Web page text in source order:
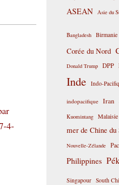
4-
ASEAN Asie du
Bangladesh Birmanie
Corée du Nord
Donald Trump DPP
Inde Indo-
indopacifique Iran
Kuomintang Malaisie
mer de Chine du
Nouvelle-Zélande
Philippines
Singapour South